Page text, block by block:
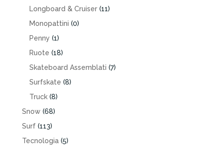
Longboard & Cruiser (11)
Monopattini (0)
Penny (1)
Ruote (18)
Skateboard Assemblati (7)
Surfskate (8)
Truck (8)
Snow (68)
Surf (113)
Tecnologia (5)